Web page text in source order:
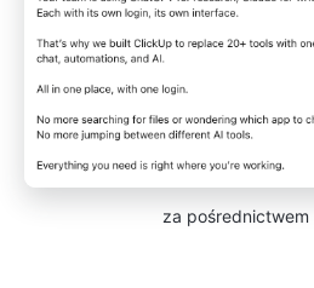
za pośrednictwem